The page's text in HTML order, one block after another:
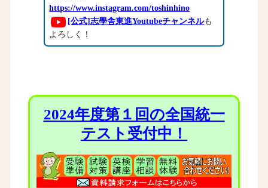
https://www.instagram.com/toshinhino
[公式]志學舎東進Youtubeチャンネルも
よろしく！
2024年度第１回の全国統一
テスト受付中！